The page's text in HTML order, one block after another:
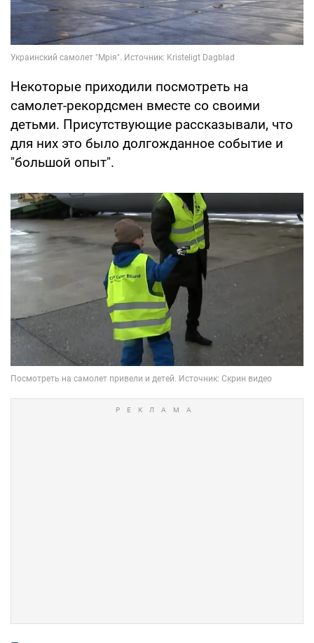
Некоторые приходили посмотреть на
самолет-рекордсмен вместе со своими
детьми. Присутствующие рассказывали, что
для них это было долгожданное событие и
"большой опыт".